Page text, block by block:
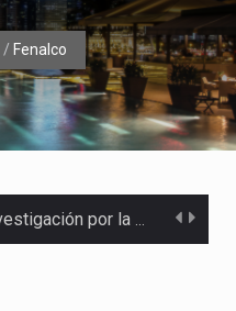
/ Fenalco